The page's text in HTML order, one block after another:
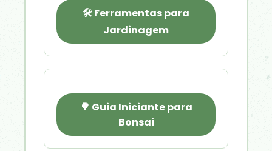
🛠️ Ferramentas para
Jardinagem
🌳 Guia Iniciante para
Bonsai